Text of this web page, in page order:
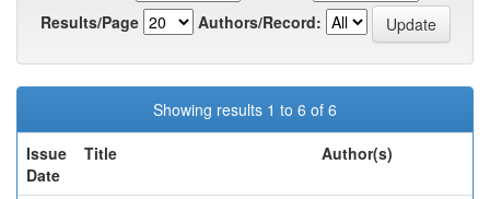
Results/Page
Authors/Record:
Showing results 1 to 6 of 6
Issue
Date
Title Author(s)